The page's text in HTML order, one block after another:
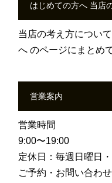
はじめての方へ 当店
当店の考え方について
へ のページにまとめ
営業案内
営業時間
9:00〜19:00
定休日：毎週日曜日
ご予約・お問い合わせ